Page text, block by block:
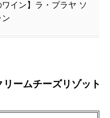
ワイン】ラ・プラヤ ソ
リームチーズリゾット